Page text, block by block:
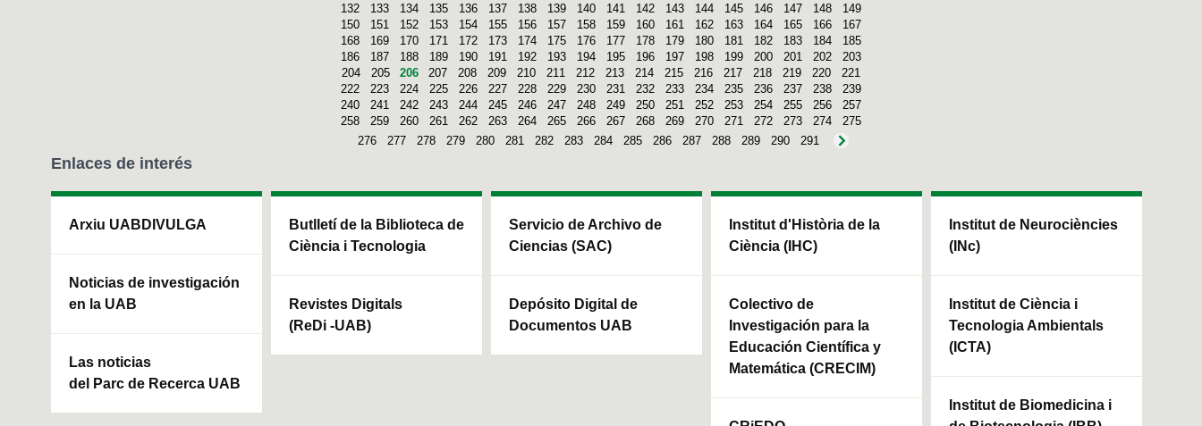
132
133 134 135 136 137 138 139 140 141 142 143 144 145 146 147 148
149
150
151 152 153 154 155 156 157 158 159 160 161 162 163 164 165 166
167
168
169 170 171 172 173 174 175 176 177 178 179 180 181 182 183 184
185
186
187 188 189 190 191 192 193 194 195 196 197 198 199 200 201 202
203
204
205 206 207 208 209 210 211 212 213 214 215 216 217 218 219 220
221
222
223 224 225 226 227 228 229 230 231 232 233 234 235 236 237 238
239
240
241 242 243 244 245 246 247 248 249 250 251 252 253 254 255 256
257
258
259 260 261 262 263 264 265 266 267 268 269 270 271 272 273 274
275
276
277 278 279 280 281 282 283 284 285 286 287 288 289 290 291
Enlaces de interés
Arxiu UABDIVULGA
Noticias de investigación
en la UAB
Las noticias
del Parc de Recerca UAB
Butlletí de la Biblioteca de
Ciència i Tecnologia
Revistes Digitals
(ReDi -UAB)
Servicio de Archivo de
Ciencias (SAC)
Depósito Digital de
Documentos UAB
Institut d'Història de la
Ciència (IHC)
Colectivo de
Investigación para la
Educación Científica y
Matemática (CRECIM)
Institut de Neurociències
(INc)
Institut de Ciència i
Tecnologia Ambientals
(ICTA)
Institut de Biomedicina i